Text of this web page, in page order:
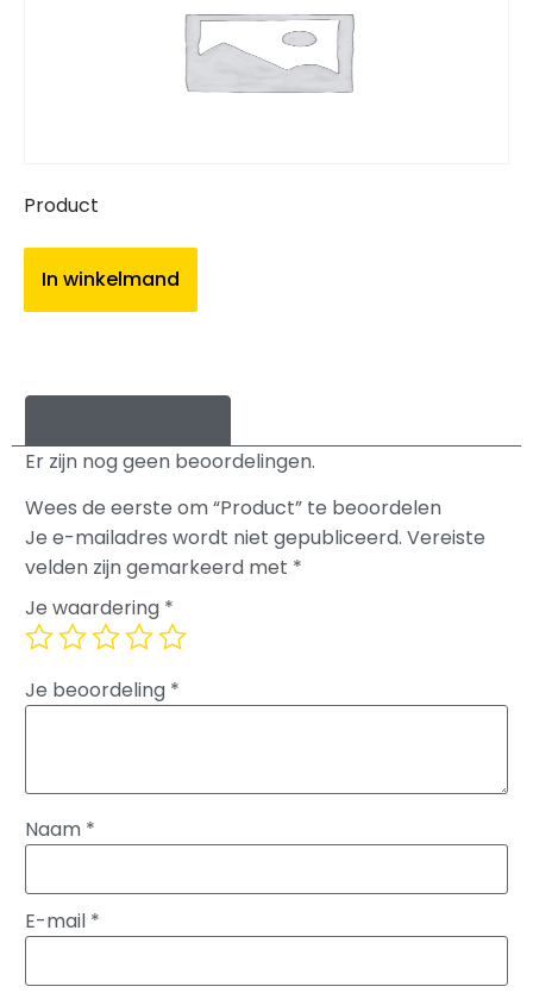
Product
In winkelmand
Er zijn nog geen beoordelingen.
Wees de eerste om “Product” te beoordelen
Je e-mailadres wordt niet gepubliceerd. Vereiste
velden zijn gemarkeerd met *
Je waardering *
Je beoordeling *
Naam *
E-mail *